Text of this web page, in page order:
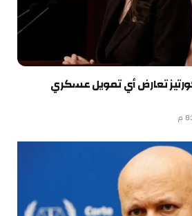
تعارض أي تمويل عسكري